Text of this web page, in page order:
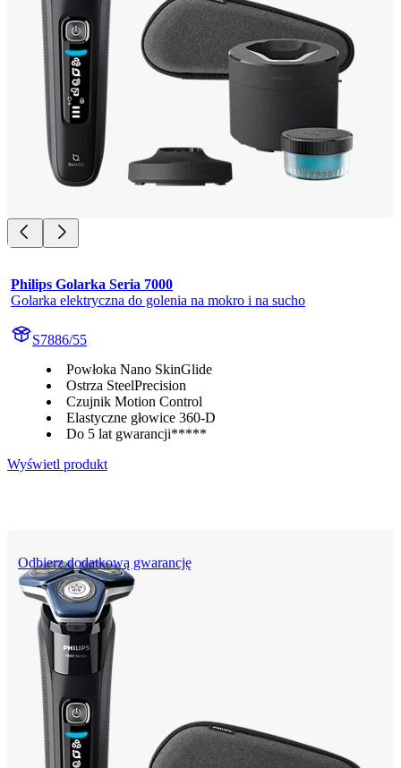
Philips Golarka Seria 7000
Golarka elektryczna do golenia na mokro i na sucho
S7886/55
Powłoka Nano SkinGlide
Ostrza SteelPrecision
Czujnik Motion Control
Elastyczne głowice 360-D
Do 5 lat gwarancji*****
Wyświetl produkt
Odbierz dodatkową gwarancję